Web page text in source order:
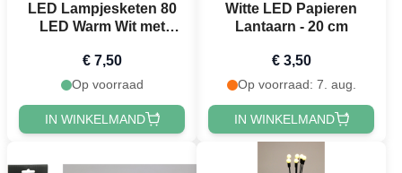
LED Lampjesketen 80
LED Warm Wit met
€ 7,50
Op voorraad
IN WINKELMAND
Witte LED Papieren
Lantaarn - 20 cm
€ 3,50
Op voorraad: 7. aug.
IN WINKELMAND